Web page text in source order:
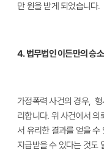
만 원을 받게 되었습니다.
4. 법무법인 이든만의 승
가정폭력 사건의 경우, 형
리합니다. 위 사건에서 의
서 유리한 결과를 얻을 수
지급받을 수 있다는 것도